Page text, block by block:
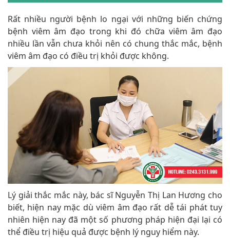
Rất nhiều người bệnh lo ngại với những biến chứng
bệnh viêm âm đạo trong khi đó chữa viêm âm đạo
nhiều lần vẫn chưa khỏi nên có chung thắc mắc, bệnh
viêm âm đạo có điều trị khỏi được không.
Lý giải thắc mắc này, bác sĩ Nguyễn Thị Lan Hương cho
biết, hiện nay mặc dù viêm âm đạo rất dễ tái phát tuy
nhiên hiện nay đã một số phương pháp hiện đại lại có
thể điều trị hiệu quả được bệnh lý nguy hiểm này.